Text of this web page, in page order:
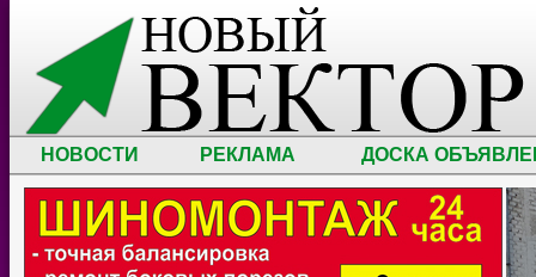
НОВОСТИ РЕКЛАМА ДОСКА